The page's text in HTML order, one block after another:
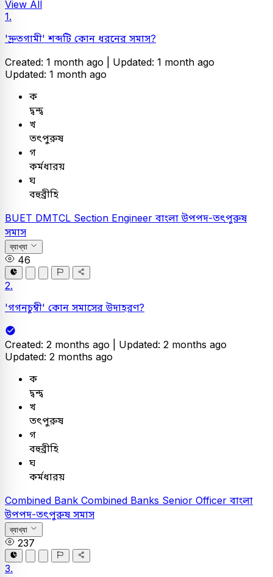
View All
1.
'দ্রুতগামী' শব্দটি কোন ধরনের সমাস?
Created: 1 month ago | Updated: 1 month ago
Updated: 1 month ago
ক
দ্বন্দ্ব
খ
তৎপুরুষ
গ
কর্মধারয়
ঘ
বহুব্রীহি
BUET DMTCL Section Engineer বাংলাউপপদ-তৎপুরুষ
সমাস
ব্যাখ্যা
46
2.
'গগনচুম্বী' কোন সমাসের উদাহরণ?
Created: 2 months ago | Updated: 2 months ago
Updated: 2 months ago
ক
দ্বন্দ্ব
খ
তৎপুরুষ
গ
বহুব্রীহি
ঘ
কর্মধারয়
Combined Bank Combined Banks Senior Officer বাংলা
উপপদ-তৎপুরুষ সমাস
ব্যাখ্যা
237
3.